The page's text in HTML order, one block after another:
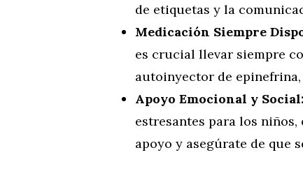
de etiquetas y la
Medicación Siempre
es crucial llevar siempre
autoinyector de
Apoyo Emocional y Social:
estresantes para los
apoyo y asegúrate de que